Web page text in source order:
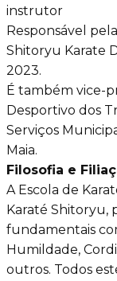
instrutor
Responsável
Shitoryu Karate
2023.
É também vice-
Desportivo dos
Serviços
Maia.
Filosofia e
A Escola de
Karaté Shitoryu,
fundamentais
Humildade,
outros. Todos